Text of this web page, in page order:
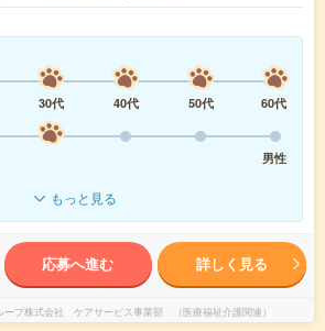
30代 40代 50代
60代
男性
もっと見る
応募へ進む 詳しく見る
ープ株式会社 ケアサービス事業部 （医療福祉介護関連）